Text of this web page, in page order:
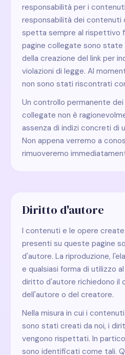
responsabilità per i
responsabilità dei contenuti
spetta sempre al rispettivo
pagine collegate sono
della creazione del link per
violazioni di legge. Al
non sono stati riscontrati
Un controllo permanente
collegate non è
assenza di indizi concreti di
Non appena verremo a
rimuoveremo
Diritto d'autore
I contenuti e le opere
presenti su queste pagine
d'autore. La riproduzione,
e qualsiasi forma di utilizzo
diritto d'autore richiedono il
dell'autore o del creatore.
Nella misura in cui i
sono stati creati da noi, i
vengono rispettati. In
sono identificati come tali.